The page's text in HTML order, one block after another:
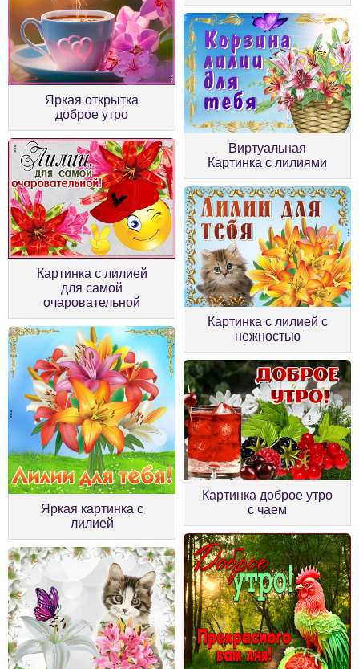
Яркая открытка
доброе утро
Виртуальная
Картинка с лилиями
Картинка с лилией
для самой
очаровательной
Картинка с лилией с
нежностью
Яркая картинка с
лилией
Картинка доброе утро
с чаем